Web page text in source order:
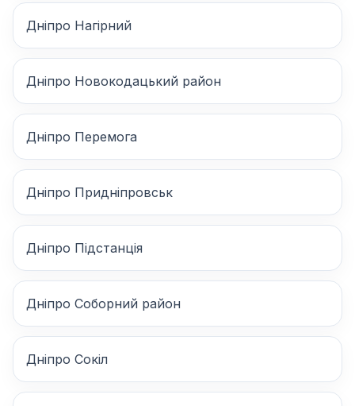
Дніпро Нагірний
Дніпро Новокодацький район
Дніпро Перемога
Дніпро Придніпровськ
Дніпро Підстанція
Дніпро Соборний район
Дніпро Сокіл